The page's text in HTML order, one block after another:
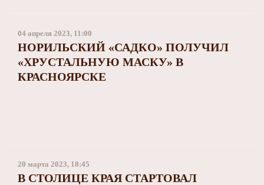
04 апреля 2023, 11:00
НОРИЛЬСКИЙ «САДКО» ПОЛУЧИЛ
«ХРУСТАЛЬНУЮ МАСКУ» В
КРАСНОЯРСКЕ
20 марта 2023, 18:45
В СТОЛИЦЕ КРАЯ СТАРТОВАЛ